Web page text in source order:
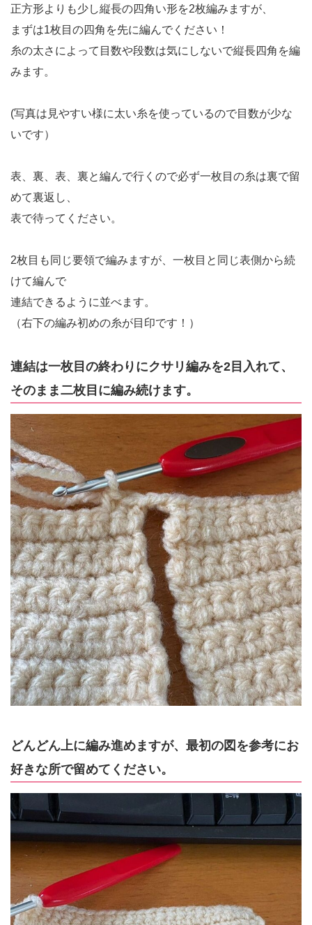
正方形よりも少し縦長の四角い形を2枚編みますが、
まずは1枚目の四角を先に編んでください！
糸の太さによって目数や段数は気にしないで縦長四角を編
みます。
(写真は見やすい様に太い糸を使っているので目数が少な
いです）
表、裏、表、裏と編んで行くので必ず一枚目の糸は裏で留
めて裏返し、
表で待ってください。
2枚目も同じ要領で編みますが、一枚目と同じ表側から続
けて編んで
連結できるように並べます。
（右下の編み初めの糸が目印です！）
連結は一枚目の終わりにクサリ編みを2目入れて、
そのまま二枚目に編み続けます。
どんどん上に編み進めますが、最初の図を参考にお
好きな所で留めてください。